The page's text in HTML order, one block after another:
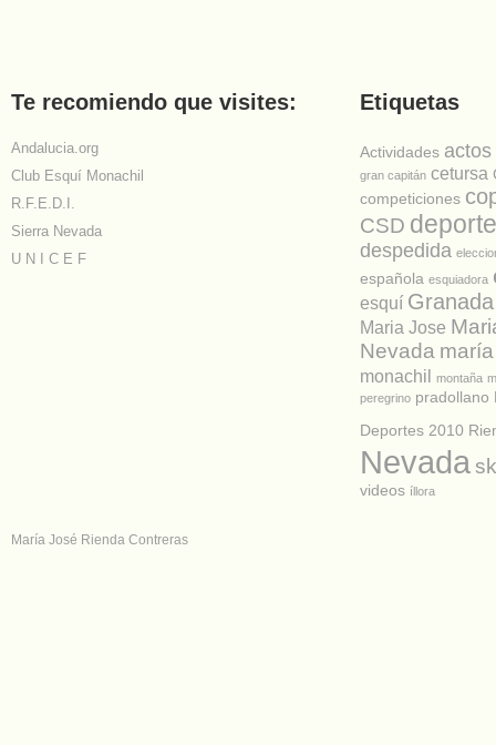
Te recomiendo que visites:
Andalucia.org
Club Esquí Monachil
R.F.E.D.I.
Sierra Nevada
U N I C E F
Etiquetas
Actividades actos
gran capitán cetursa
competiciones
CSD deporte
despedida
española esquiadora
esquí Granada
Maria Jose
Nevada
monachil montaña
peregrino pradollano
Deportes 2010
Nevada
videos íllora
María José Rienda Contreras